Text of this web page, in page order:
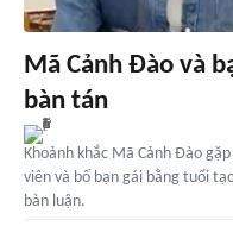
Mã Cảnh Đào và
bàn tán
Khoảnh khắc Mã Cảnh Đào
viên và bố bạn gái bằng tuổi
bàn luận.